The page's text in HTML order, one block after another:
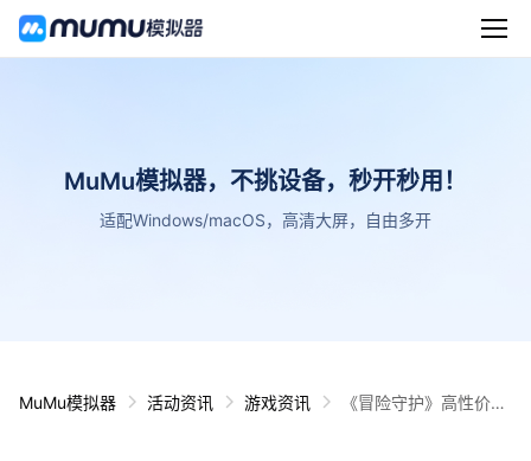
MuMu模拟器，不挑设备，秒开秒用！
适配Windows/macOS，高清大屏，自由多开
MuMu模拟器 活动资讯 游戏资讯
《冒险守护》高性价比